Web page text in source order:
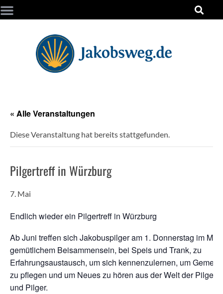
« Alle Veranstaltungen
Diese Veranstaltung hat bereits stattgefunden.
Pilgertreff in Würzburg
7. Mai
Endlich wieder ein Pilgertreff in Würzburg
Ab Juni treffen sich Jakobuspilger am 1. Donnerstag im
gemütlichem Beisammensein, bei Speis und Trank, zu
Erfahrungsaustausch, um sich kennenzulernen, um
zu pflegen und um Neues zu hören aus der Welt der
und Pilger.